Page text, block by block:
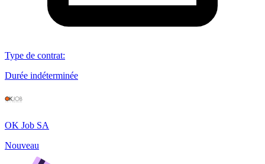
Type de contrat:
Durée indéterminée
OK Job SA
Nouveau